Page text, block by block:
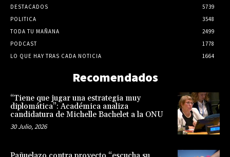
DESTACADOS
5739
POLITICA
3548
TODA TU MAÑANA
2499
PODCAST
1778
LO QUE HAY TRAS CADA NOTICIA
1664
Recomendados
“Tiene que jugar una estrategia muy
diplomática”: Académica analiza
candidatura de Michelle Bachelet a la ONU
30 Julio, 2026